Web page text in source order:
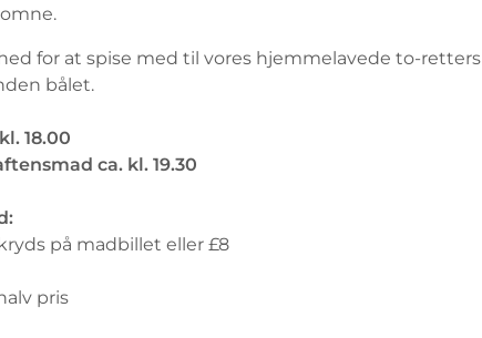
for at spise med til vores hjemmelavede to-retters
bålet.
18.00
ca. kl. 19.30
på madbillet eller £8
pris